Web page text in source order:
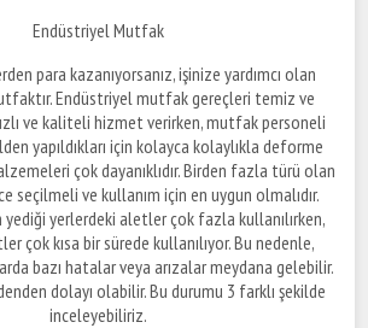
Endüstriyel Mutfak
para kazanıyorsanız, işinize yardımcı olan
Endüstriyel mutfak gereçleri temiz ve
ve kaliteli hizmet verirken, mutfak personeli
yapıldıkları için kolayca kolaylıkla deforme
çok dayanıklıdır. Birden fazla türü olan
seçilmeli ve kullanım için en uygun olmalıdır.
yediği yerlerdeki aletler çok fazla kullanılırken,
çok kısa bir sürede kullanılıyor. Bu nedenle,
bazı hatalar veya arızalar meydana gelebilir.
dolayı olabilir. Bu durumu 3 farklı şekilde
inceleyebiliriz.